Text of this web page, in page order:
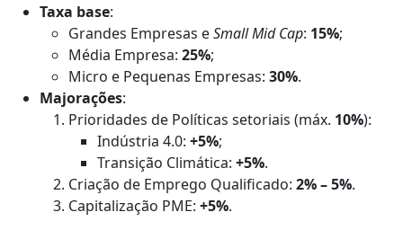
Taxa base:
Grandes Empresas eSmall Mid Cap: 15%;
Média Empresa: 25%;
Micro e Pequenas Empresas: 30%.
Majorações:
Prioridades de Políticas setoriais (máx. 10%):
Indústria 4.0: +5%;
Transição Climática: +5%.
Criação de Emprego Qualificado: 2% – 5%.
Capitalização PME: +5%.